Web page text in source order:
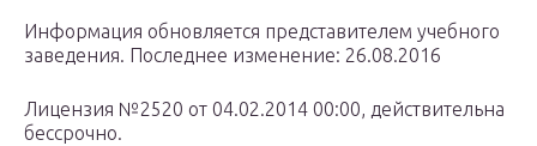
Информация обновляется представителем учебного
заведения. Последнее изменение: 26.08.2016
Лицензия №2520 от 04.02.2014 00:00, действительна
бессрочно.